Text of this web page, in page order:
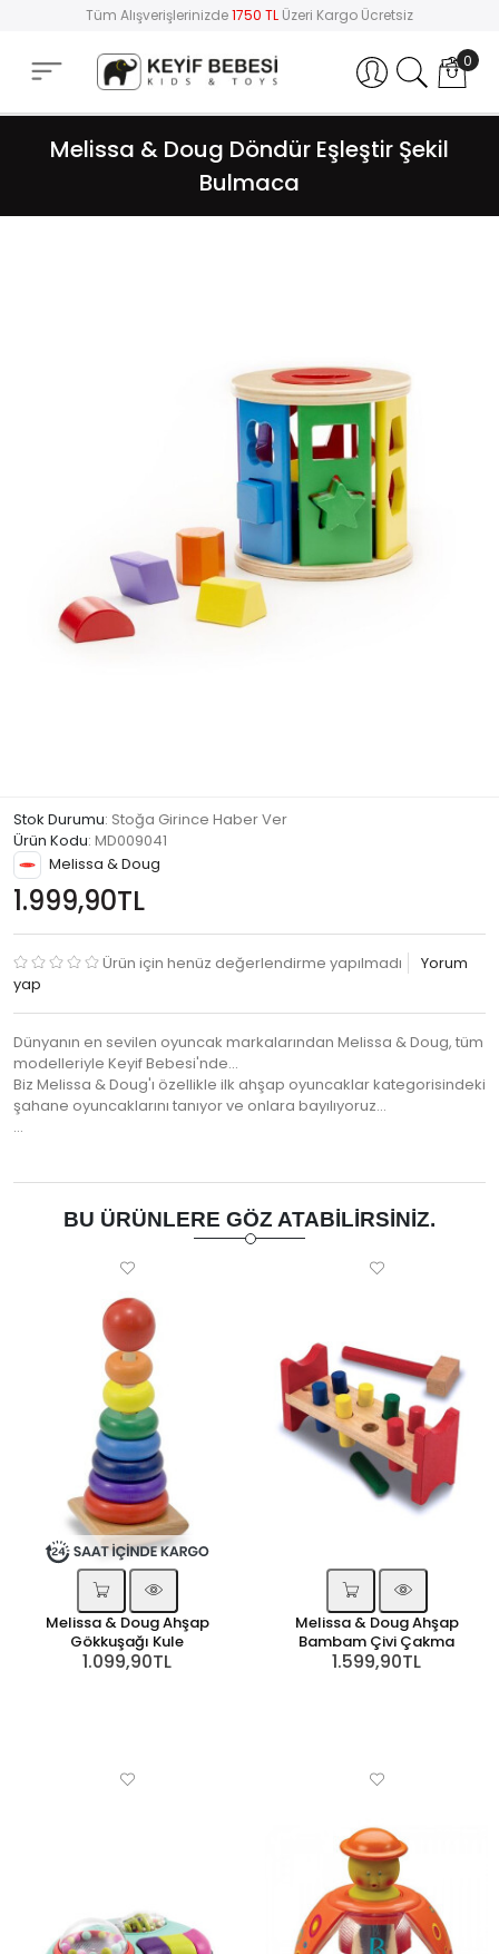
Tüm Alışverişlerinizde1750 TL Üzeri Kargo Ücretsiz
Hesabım 0
Melissa & Doug Döndür Eşleştir Şekil
Bulmaca
Stok Durumu: Stoğa Girince Haber Ver
Ürün Kodu: MD009041
Melissa & Doug
1.999,90TL
Ürün için henüz değerlendirme yapılmadı
Yorum
yap
Dünyanın en sevilen oyuncak markalarından Melissa & Doug, tüm
modelleriyle Keyif Bebesi'nde...
Biz Melissa & Doug'ı özellikle ilk ahşap oyuncaklar kategorisindeki
şahane oyuncaklarını tanıyor ve onlara bayılıyoruz...
…
BU ÜRÜNLERE GÖZ ATABILIRSINIZ.
Melissa & Doug Ahşap
Gökkuşağı Kule
1.099,90TL
Melissa & Doug Ahşap
Bambam Çivi Çakma
1.599,90TL